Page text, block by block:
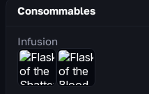
Consommables
Infusion